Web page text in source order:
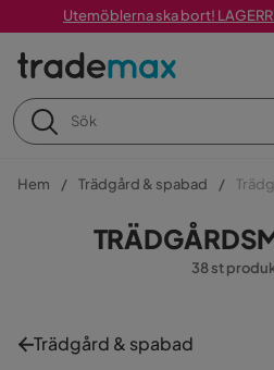
Utemöblerna ska bort!
Hem Trädgård & spabad
38 st
Trädgård & spabad